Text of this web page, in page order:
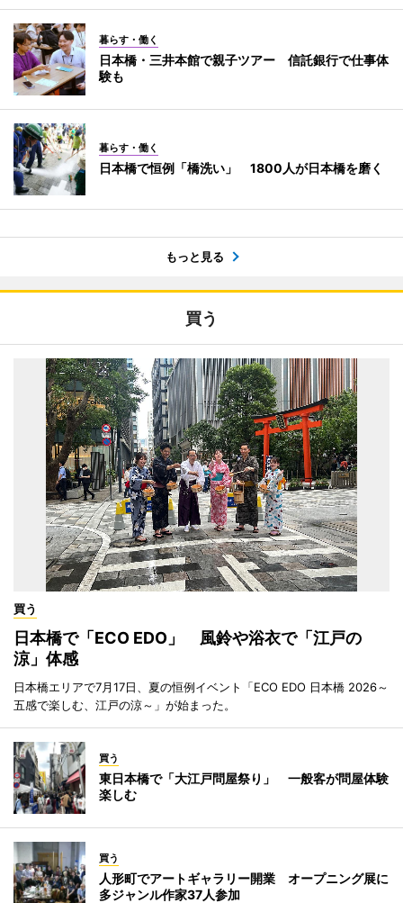
暮らす・働く
日本橋・三井本館で親子ツアー 信託銀行で仕事体
験も
暮らす・働く
日本橋で恒例「橋洗い」 1800人が日本橋を磨く
もっと見る
買う
買う
日本橋で「ECO EDO」 風鈴や浴衣で「江戸の
涼」体感
日本橋エリアで7月17日、夏の恒例イベント「ECO EDO 日本橋 2026～
五感で楽しむ、江戸の涼～」が始まった。
買う
東日本橋で「大江戸問屋祭り」 一般客が問屋体験
楽しむ
買う
人形町でアートギャラリー開業 オープニング展に
多ジャンル作家37人参加